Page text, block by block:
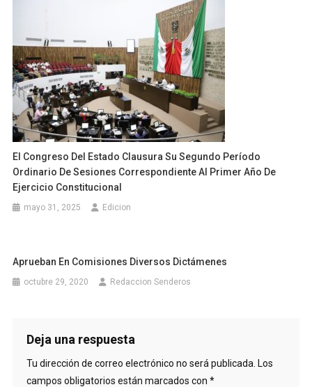
El Congreso Del Estado Clausura Su Segundo Período
Ordinario De Sesiones Correspondiente Al Primer Año De
Ejercicio Constitucional
mayo 31, 2025 Edicion
Aprueban En Comisiones Diversos Dictámenes
octubre 29, 2020 Redaccion Senderos
Deja una respuesta
Tu dirección de correo electrónico no será publicada. Los
campos obligatorios están marcados con *